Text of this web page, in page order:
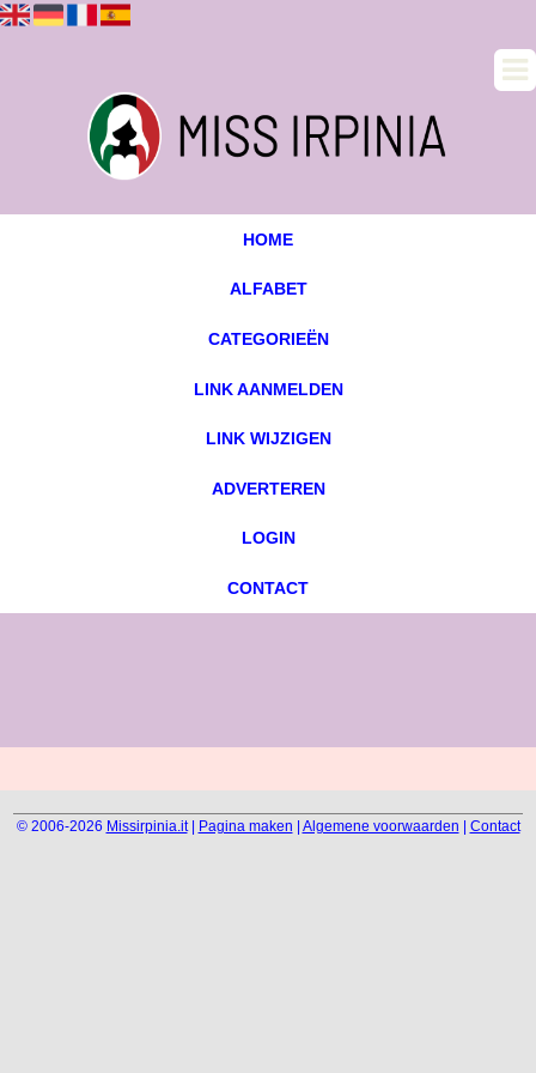
HOME
ALFABET
CATEGORIEËN
LINK AANMELDEN
LINK WIJZIGEN
ADVERTEREN
LOGIN
CONTACT
© 2006-2026 Missirpinia.it| Pagina maken | Algemene voorwaarden | Contact